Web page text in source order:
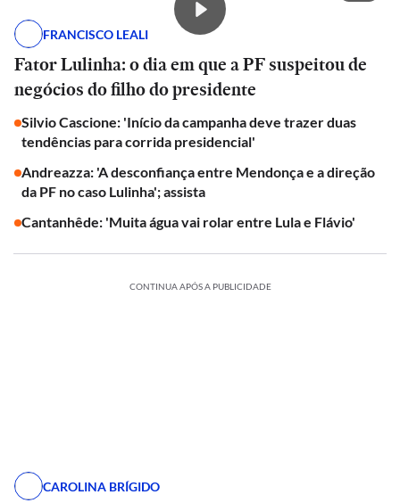
FRANCISCO LEALI
Fator Lulinha: o dia em que a PF suspeitou de
negócios do filho do presidente
Silvio Cascione: 'Início da campanha deve trazer duas
tendências para corrida presidencial'
Andreazza: 'A desconfiança entre Mendonça e a direção
da PF no caso Lulinha'; assista
Cantanhêde: 'Muita água vai rolar entre Lula e Flávio'
CONTINUA APÓS A PUBLICIDADE
CAROLINA BRÍGIDO